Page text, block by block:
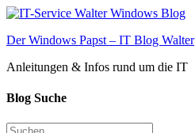
Zum
springen
Der Windows Papst – IT Blog Walter
Anleitungen & Infos rund um die IT
Blog Suche
Suchen